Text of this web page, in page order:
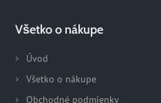
Všetko o nákupe
Úvod
Všetko o nákupe
Obchodné podmienky